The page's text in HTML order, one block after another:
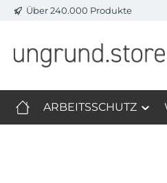
Hauptinhalt springen
Zur Suche springen
Zur Hauptnavigation
Über 240.000 Produkte
ARBEITSSCHUTZ